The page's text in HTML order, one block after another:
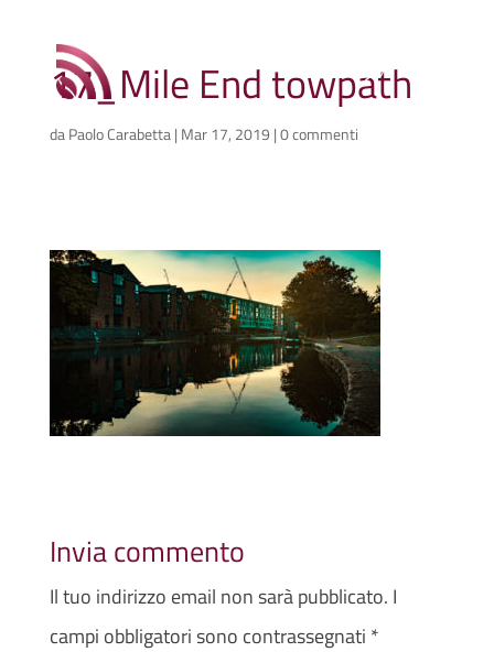
17_Mile End towpath
daPaolo Carabetta| Mar 17, 2019 |0 commenti
Invia commento
Il tuo indirizzo email non sarà pubblicato. I
campi obbligatori sono contrassegnati *